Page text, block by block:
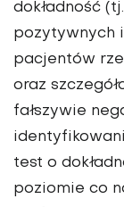
dokładność
pozytywnych
pacjentów
oraz
fałszywie
test o
poziomie co